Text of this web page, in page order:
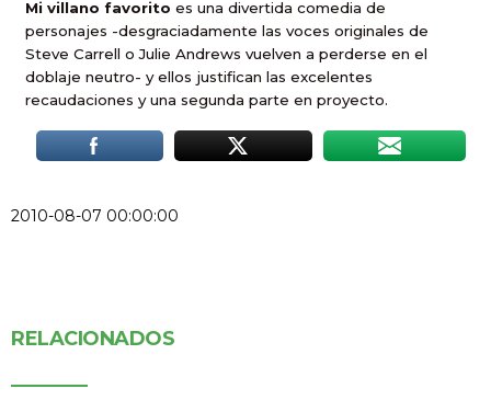
Mi villano favorito es una divertida comedia de
personajes -desgraciadamente las voces originales de
Steve Carrell o Julie Andrews vuelven a perderse en el
doblaje neutro- y ellos justifican las excelentes
recaudaciones y una segunda parte en proyecto.
2010-08-07 00:00:00
RELACIONADOS